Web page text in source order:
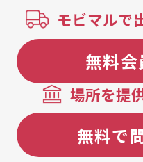
アイス添え、ゆずシャー
ミレービスケットのせク
ずシャーベット、グリー
7、アサイーボウル7、グ
ルトgo、たっぷりきのこ
タ、黒胡椒香るベーコン
ラ、大葉と柚子胡椒のペ
ノ、パスタ各種、ナポリ
ンチーノ、ミニチュロス
ドッグ、焼きたてミニク
入り、ホットドック、季
モビマルで
無料会
場所を提
無料で